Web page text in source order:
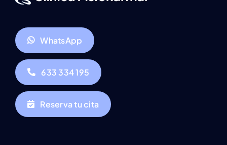
WhatsApp
633 334 195
Reserva tu cita